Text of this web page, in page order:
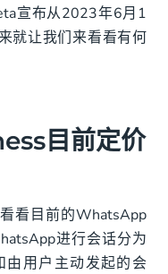
的商家
宣布从2023年6月1
就让我们来看看有何
目前定价
看目前的WhatsApp
进行会话分为
由用户主动发起的会